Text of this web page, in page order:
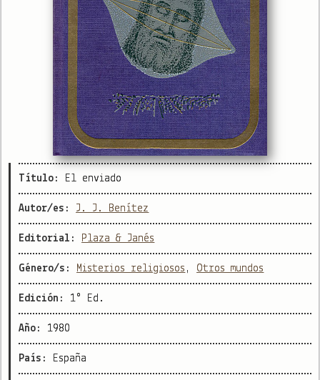
Título: El enviado
Autor/es: J. J. Benítez
Editorial: Plaza & Janés
Género/s: Misterios religiosos , Otros mundos
Edición: 1° Ed.
Año: 1980
País: España